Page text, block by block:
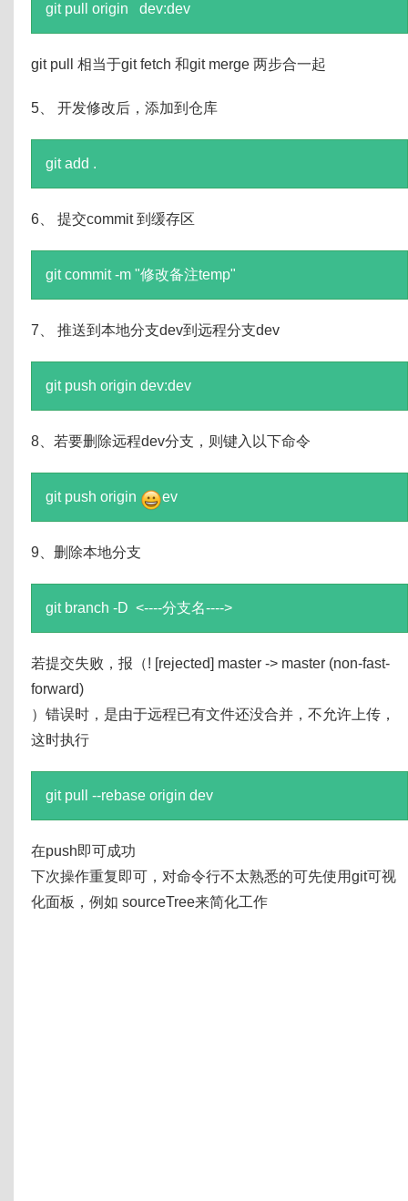
git pull origin dev:dev
git pull 相当于git fetch 和git merge 两步合一起
5、 开发修改后，添加到仓库
git add .
6、 提交commit 到缓存区
git commit -m "修改备注temp"
7、 推送到本地分支dev到远程分支dev
git push origin dev:dev
8、若要删除远程dev分支，则键入以下命令
git push origin ev
9、删除本地分支
git branch -D <----分支名---->
若提交失败，报（! [rejected] master -> master (non-fast-
forward)
）错误时，是由于远程已有文件还没合并，不允许上传，
这时执行
git pull --rebase origin dev
在push即可成功
下次操作重复即可，对命令行不太熟悉的可先使用git可视
化面板，例如 sourceTree来简化工作